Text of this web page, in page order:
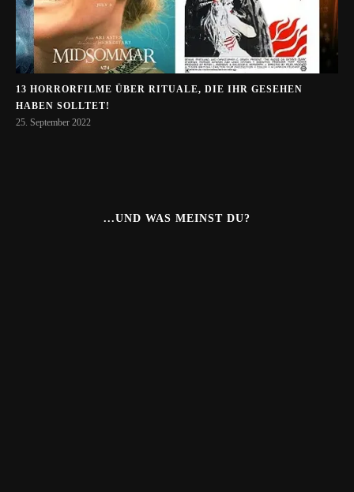
13 HORRORFILME ÜBER RITUALE, DIE IHR GESEHEN
HABEN SOLLTET!
25. September 2022
...UND WAS MEINST DU?